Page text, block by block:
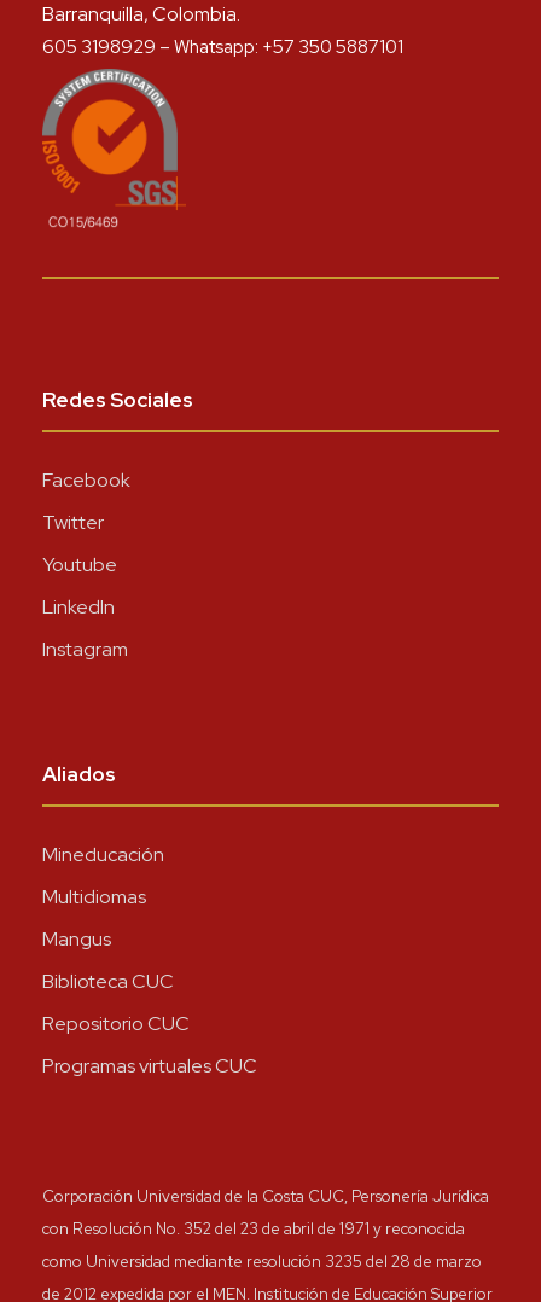
Barranquilla, Colombia.
605 3198929 – Whatsapp: +57 350 5887101
Redes Sociales
Facebook
Twitter
Youtube
LinkedIn
Instagram
Aliados
Mineducación
Multidiomas
Mangus
Biblioteca CUC
Repositorio CUC
Programas virtuales CUC
Corporación Universidad de la Costa CUC, Personería Jurídica
con Resolución No. 352 del 23 de abril de 1971 y reconocida
como Universidad mediante resolución 3235 del 28 de marzo
de 2012 expedida por el MEN. Institución de Educación Superior